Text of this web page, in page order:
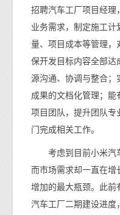
招聘汽车工厂项目经理
业务需求，制定施工
量、项目成本等管理，
保开发目标内容全部达
源沟通、协调与整合；
成果的文档化管理；能
项目团队，提升团队专
门完成相关工作。
考虑到目前小米汽车
而市场需求却一直在增
增加的最大瓶颈。此前
汽车工厂二期建设进度